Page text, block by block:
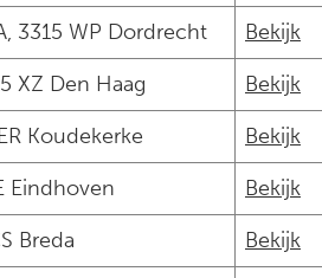
3315 WP Dordrecht
Bekijk
XZ Den Haag
Bekijk
Koudekerke
Bekijk
Eindhoven
Bekijk
Breda
Bekijk